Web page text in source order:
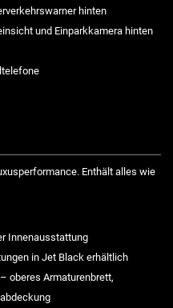
hinten
und Einparkkamera hinten
Enthält alles wie
Innenausstattung
in Jet Black erhältlich
oberes Armaturenbrett,